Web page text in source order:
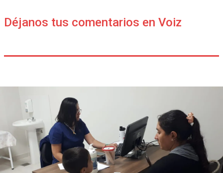
Déjanos tus comentarios en Voiz